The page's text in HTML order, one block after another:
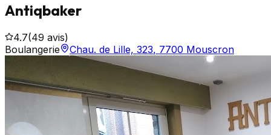
Antiqbaker
4.7(49 avis)
Boulangerie
Chau. de Lille, 323, 7700 Mouscron